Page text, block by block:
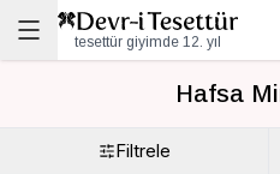
tesettür giyimde 12. yıl
Hafsa
Filtrele